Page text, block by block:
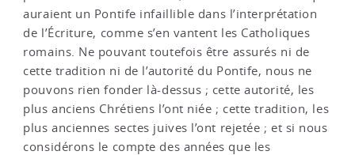
auraient un Pontife infaillible dans l’interprétation
de l’Écriture, comme s’en vantent les Catholiques
romains. Ne pouvant toutefois être assurés ni de
cette tradition ni de l’autorité du Pontife, nous ne
pouvons rien fonder là-dessus ; cette autorité, les
plus anciens Chrétiens l’ont niée ; cette tradition, les
plus anciennes sectes juives l’ont rejetée ; et si nous
considérons le compte des années que les